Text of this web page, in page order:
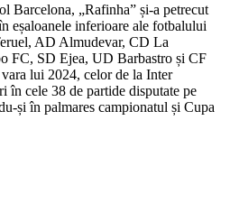
Barcelona, „Rafinha” și-a petrecut
eșaloanele inferioare ale fotbalului
AD Almudevar, CD La
FC, SD Ejea, UD Barbastro și CF
lui 2024, celor de la Inter
în cele 38 de partide disputate pe
și în palmares campionatul și Cupa